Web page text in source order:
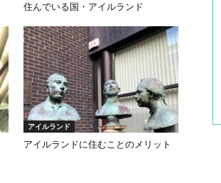
住んでいる国・アイルランド
アイルランド
アイルランドに住むことのメリット